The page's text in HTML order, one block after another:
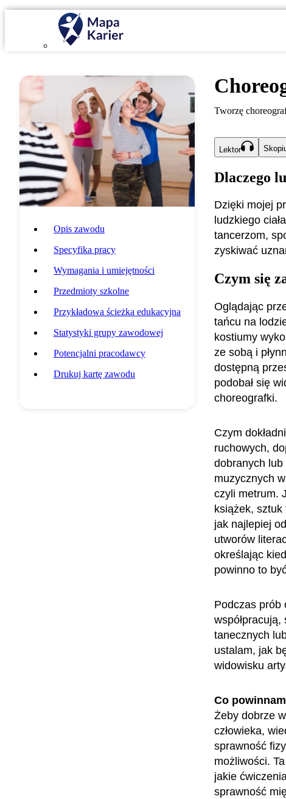
Opis zawodu
Specyfika pracy
Wymagania i umiejętności
Przedmioty szkolne
Przykładowa ścieżka edukacyjna
Statystyki grupy zawodowej
Potencjalni pracodawcy
Drukuj kartę zawodu
Tworzę
Lektor
Dlaczego
Dzięki mojej
ludzkiego
tancerzom,
zyskiwać
Czym się
Oglądając
tańcu na
kostiumy
ze sobą i
dostępną
podobał się
choreografki.
Czym
ruchowych,
dobranych
muzycznych
czyli metrum.
książek,
jak najlepiej
utworów
określając
powinno to
Podczas prób
tanecznych
ustalam, jak
widowisku
Co
Żeby dobrze
człowieka,
sprawność
możliwości.
jakie
sprawność